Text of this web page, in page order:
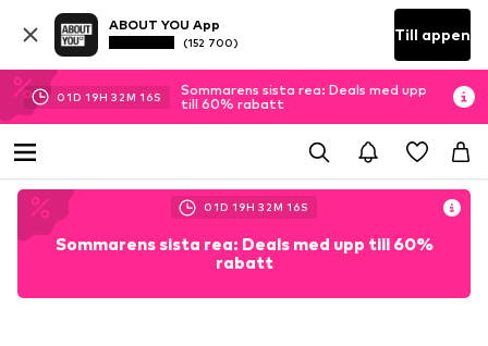
ABOUT YOU App
(152 700) Till appen
01D 19H 32M 13S
Sommarens sista rea: Deals med upp
till 60% rabatt
01D 19H 32M 13S
Sommarens sista rea: Deals med upp till 60%
rabatt